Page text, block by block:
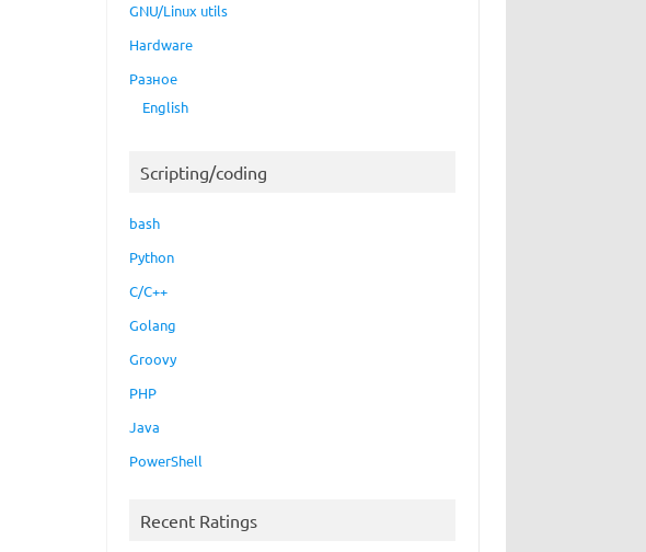
GNU/Linux utils
Hardware
Разное
English
Scripting/coding
bash
Python
C/C++
Golang
Groovy
PHP
Java
PowerShell
Recent Ratings